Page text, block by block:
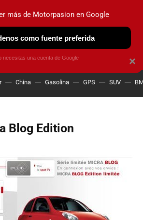
ELÉCTRICOS OBSERVATORIO
China Gasolina GPS SUV
Blog Edition
×
más de Motorpasion en Google
como fuente preferida
necesitas una cuenta de Google